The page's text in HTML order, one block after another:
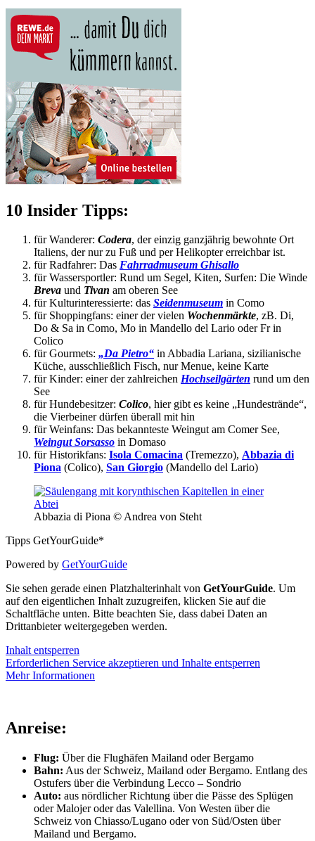
10 Insider Tipps:
für Wanderer: Codera, der einzig ganzjährig bewohnte Ort
Italiens, der nur zu Fuß und per Helikopter erreichbar ist.
für Radfahrer: Das Fahrradmuseum Ghisallo
für Wassersportler: Rund um Segel, Kiten, Surfen: Die Winde
Breva und Tivan am oberen See
für Kulturinteressierte: das Seidenmuseum in Como
für Shoppingfans: einer der vielen Wochenmärkte, zB. Di,
Do & Sa in Como, Mo in Mandello del Lario oder Fr in
Colico
für Gourmets: „Da Pietro“ in Abbadia Lariana, sizilianische
Küche, ausschließlich Fisch, nur Menue, keine Karte
für Kinder: einer der zahlreichen Hochseilgärten rund um den
See
für Hundebesitzer: Colico, hier gibt es keine „Hundestrände“,
die Vierbeiner dürfen überall mit hin
für Weinfans: Das bekannteste Weingut am Comer See,
Weingut Sorsasso in Domaso
für Historikfans: Isola Comacina (Tremezzo), Abbazia di
Piona (Colico), San Giorgio (Mandello del Lario)
Abbazia di Piona © Andrea von Steht
Tipps GetYourGuide*
Powered by GetYourGuide
Sie sehen gerade einen Platzhalterinhalt von GetYourGuide. Um
auf den eigentlichen Inhalt zuzugreifen, klicken Sie auf die
Schaltfläche unten. Bitte beachten Sie, dass dabei Daten an
Drittanbieter weitergegeben werden.
Inhalt entsperren
Erforderlichen Service akzeptieren und Inhalte entsperren
Mehr Informationen
Anreise:
Flug: Über die Flughäfen Mailand oder Bergamo
Bahn: Aus der Schweiz, Mailand oder Bergamo. Entlang des
Ostufers über die Verbindung Lecco – Sondrio
Auto: aus nördlicher Richtung über die Pässe des Splügen
oder Malojer oder das Valellina. Von Westen über die
Schweiz von Chiasso/Lugano oder von Süd/Osten über
Mailand und Bergamo.